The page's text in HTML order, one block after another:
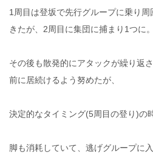
1周目は登坂で先行グループに乗り
きたが、2周目に集団に捕まり1つに。
その後も散発的にアタックが繰り返
前に居続けるよう努めたが、
決定的なタイミング(5周目の登り)の
脚も消耗していて、逃げグループに